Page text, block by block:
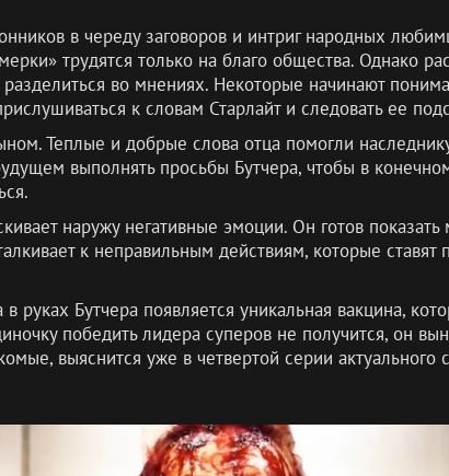
в череду заговоров и интриг народных
трудятся только на благо общества. Однако
во мнениях. Некоторые начинают
к словам Старлайт и следовать ее
Теплые и добрые слова отца помогли
выполнять просьбы Бутчера, чтобы в
наружу негативные эмоции. Он готов показать
к неправильным действиям, которые ставят
Бутчера появляется уникальная вакцина,
победить лидера суперов не получится, он
выяснится уже в четвертой серии актуального